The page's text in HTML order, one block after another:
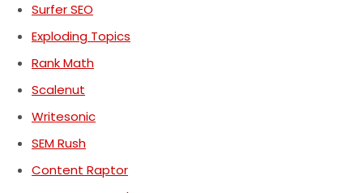
Surfer SEO
Exploding Topics
Rank Math
Scalenut
Writesonic
SEM Rush
Content Raptor